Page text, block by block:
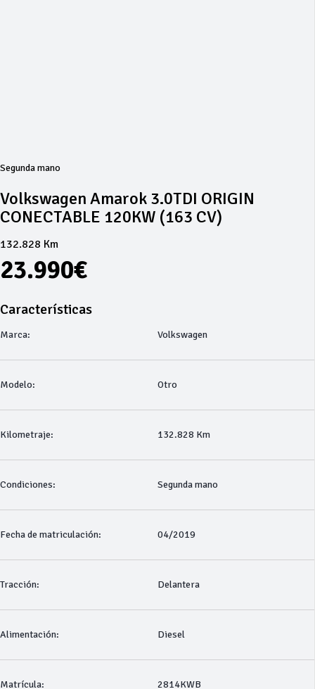
Segunda mano
Volkswagen Amarok 3.0TDI ORIGIN
CONECTABLE 120KW (163 CV)
132.828 Km
23.990€
Características
Marca: Volkswagen
Modelo: Otro
Kilometraje: 132.828 Km
Condiciones: Segunda mano
Fecha de matriculación: 04/2019
Tracción: Delantera
Alimentación: Diesel
Matrícula: 2814KWB